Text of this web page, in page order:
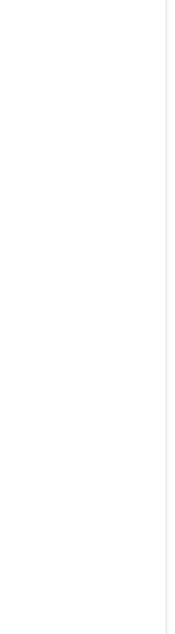
\times